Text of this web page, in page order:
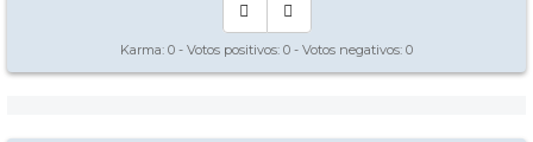
Karma: 0 - Votos positivos: 0 - Votos negativos: 0